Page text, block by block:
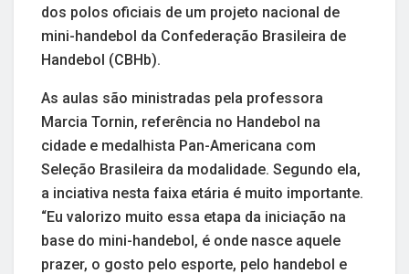
dos polos oficiais de um projeto nacional de
mini-handebol da Confederação Brasileira de
Handebol (CBHb).
As aulas são ministradas pela professora
Marcia Tornin, referência no Handebol na
cidade e medalhista Pan-Americana com
Seleção Brasileira da modalidade. Segundo ela,
a inciativa nesta faixa etária é muito importante.
“Eu valorizo muito essa etapa da iniciação na
base do mini-handebol, é onde nasce aquele
prazer, o gosto pelo esporte, pelo handebol e